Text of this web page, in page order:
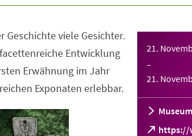
21.
–
21.
https://
Geschichte viele Gesichter.
Entwicklung
Erwähnung im Jahr
Exponaten erlebbar.